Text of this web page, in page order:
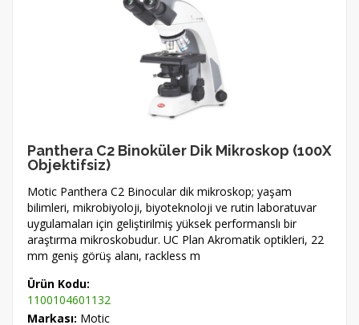
Panthera C2 Binoküler Dik Mikroskop (100X
Objektifsiz)
Motic Panthera C2 Binocular dik mikroskop; yaşam
bilimleri, mikrobiyoloji, biyoteknoloji ve rutin laboratuvar
uygulamaları için geliştirilmiş yüksek performanslı bir
araştırma mikroskobudur. UC Plan Akromatik optikleri, 22
mm geniş görüş alanı, rackless m
Ürün Kodu:
1100104601132
Markası: Motic